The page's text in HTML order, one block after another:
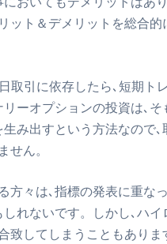
ット＆デメリットを総合
取引に依存したら､短期ト
ーオプションの投資は､
み出すという方法なので
せん。
方々は､指標の発表に重な
れないです。しかし､ハ
致してしまうこともあり